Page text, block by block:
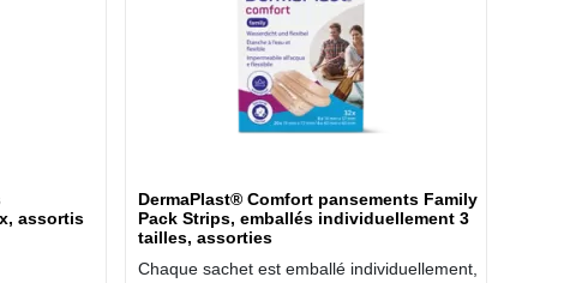
assortis
DermaPlast® Comfort pansements Family
Pack Strips, emballés individuellement 3
tailles, assorties
Chaque sachet est emballé individuellement,